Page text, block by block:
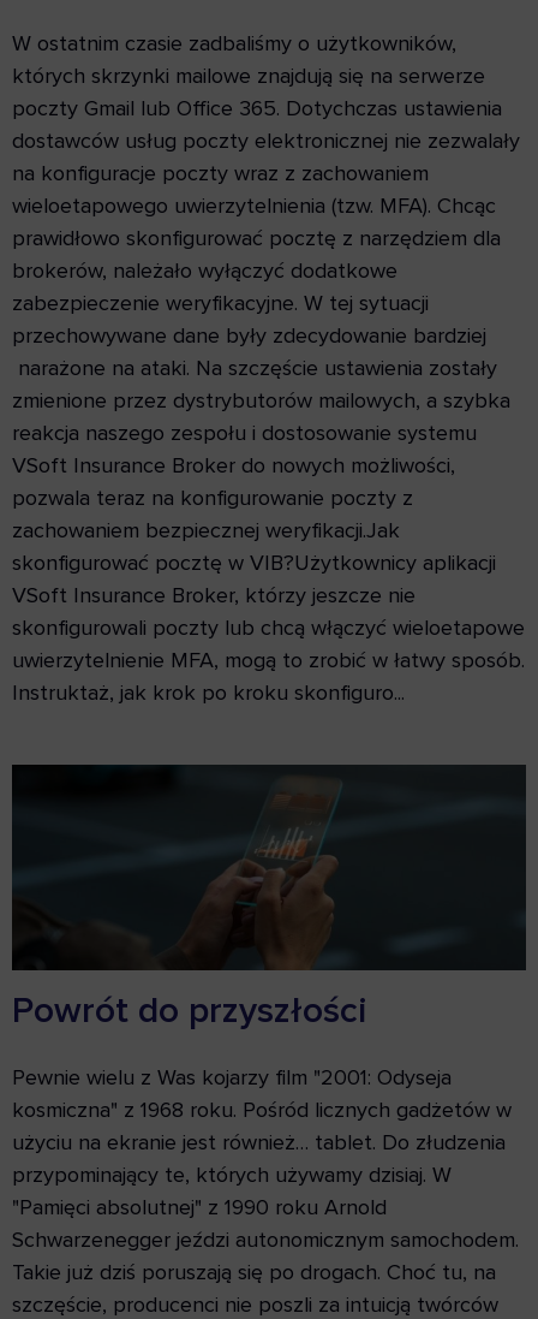
W ostatnim czasie zadbaliśmy o użytkowników,
których skrzynki mailowe znajdują się na serwerze
poczty Gmail lub Office 365. Dotychczas ustawienia
dostawców usług poczty elektronicznej nie zezwalały
na konfiguracje poczty wraz z zachowaniem
wieloetapowego uwierzytelnienia (tzw. MFA). Chcąc
prawidłowo skonfigurować pocztę z narzędziem dla
brokerów, należało wyłączyć dodatkowe
zabezpieczenie weryfikacyjne. W tej sytuacji
przechowywane dane były zdecydowanie bardziej
narażone na ataki. Na szczęście ustawienia zostały
zmienione przez dystrybutorów mailowych, a szybka
reakcja naszego zespołu i dostosowanie systemu
VSoft Insurance Broker do nowych możliwości,
pozwala teraz na konfigurowanie poczty z
zachowaniem bezpiecznej weryfikacji.Jak
skonfigurować pocztę w VIB?Użytkownicy aplikacji
VSoft Insurance Broker, którzy jeszcze nie
skonfigurowali poczty lub chcą włączyć wieloetapowe
uwierzytelnienie MFA, mogą to zrobić w łatwy sposób.
Instruktaż, jak krok po kroku skonfiguro...
Powrót do przyszłości
Pewnie wielu z Was kojarzy film "2001: Odyseja
kosmiczna" z 1968 roku. Pośród licznych gadżetów w
użyciu na ekranie jest również… tablet. Do złudzenia
przypominający te, których używamy dzisiaj. W
"Pamięci absolutnej" z 1990 roku Arnold
Schwarzenegger jeździ autonomicznym samochodem.
Takie już dziś poruszają się po drogach. Choć tu, na
szczęście, producenci nie poszli za intuicją twórców